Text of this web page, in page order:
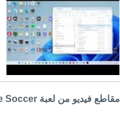
مقاطع فيديو من لعبة Ultimate Soccer